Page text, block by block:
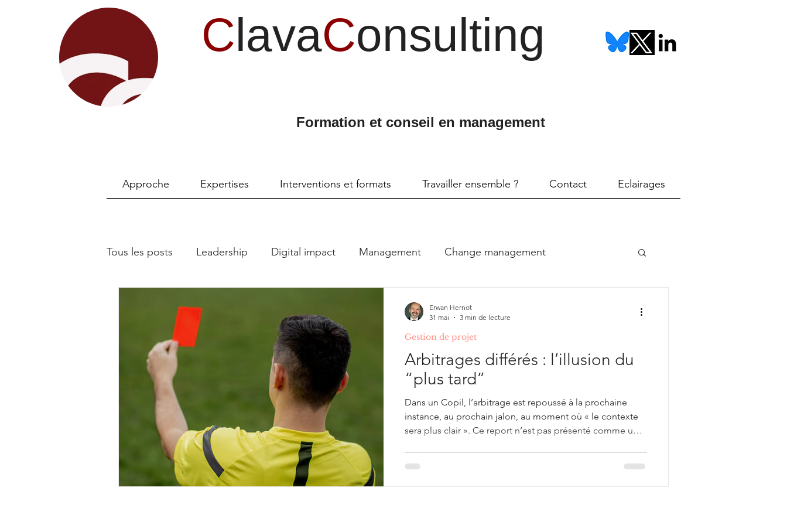
ClavaConsulting
Formation et conseil en management
Approche Expertises Interventions et formats Travailler ensemble ? Contact Eclairages
Tous les posts Leadership Digital impact Management Change management
La Minute Management Gestion de projet
Arbitrages différés : l’illusion du
“plus tard”
Dans un Copil, l’arbitrage est repoussé à la prochaine
instance, au prochain jalon, au moment où « le contexte
sera plus clair ». Ce report n’est pas présenté comme un
Gestion de projet
Erwan Hernot
31 mai
3 min de lecture